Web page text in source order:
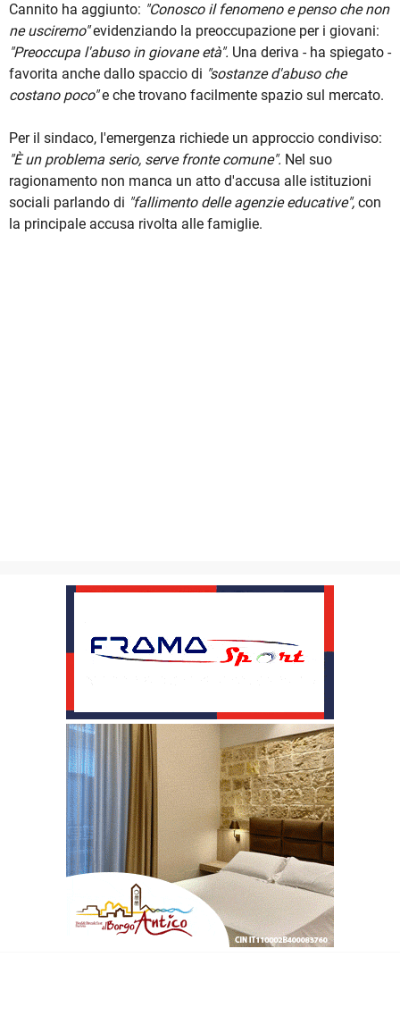
Cannito ha aggiunto: "Conosco il fenomeno e penso che non
ne usciremo"evidenziando la preoccupazione per i giovani:
"Preoccupa l'abuso in giovane età". Una deriva - ha spiegato -
favorita anche dallo spaccio di "sostanze d'abuso che
costano poco"e che trovano facilmente spazio sul mercato.
Per il sindaco, l'emergenza richiede un approccio condiviso:
"È un problema serio, serve fronte comune". Nel suo
ragionamento non manca un atto d'accusa alle istituzioni
sociali parlando di "fallimento delle agenzie educative", con
la principale accusa rivolta alle famiglie.